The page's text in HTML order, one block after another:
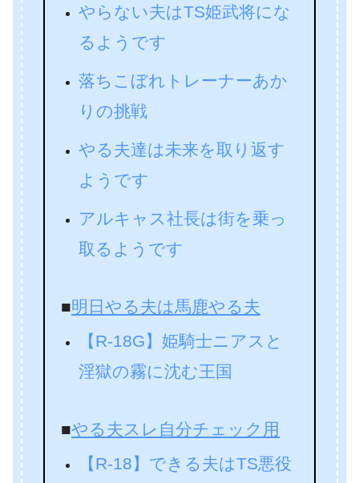
やらない夫はTS姫武将にな
るようです
落ちこぼれトレーナーあか
りの挑戦
やる夫達は未来を取り返す
ようです
アルキャス社長は街を乗っ
取るようです
■明日やる夫は馬鹿やる夫
【R-18G】姫騎士ニアスと
淫獄の霧に沈む王国
■やる夫スレ自分チェック用
【R-18】できる夫はTS悪役